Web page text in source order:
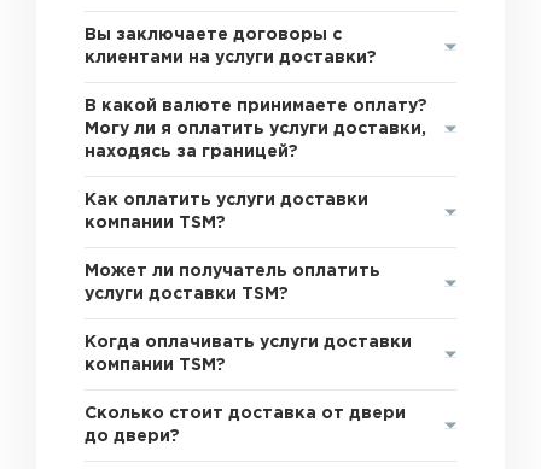
Вы заключаете договоры с
клиентами на услуги доставки?
В какой валюте принимаете оплату?
Могу ли я оплатить услуги доставки,
находясь за границей?
Как оплатить услуги доставки
компании TSM?
Может ли получатель оплатить
услуги доставки TSM?
Когда оплачивать услуги доставки
компании TSM?
Сколько стоит доставка от двери
до двери?